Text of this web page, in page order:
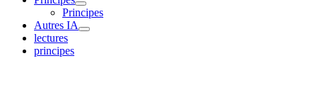
Principes
Autres IA
lectures
principes